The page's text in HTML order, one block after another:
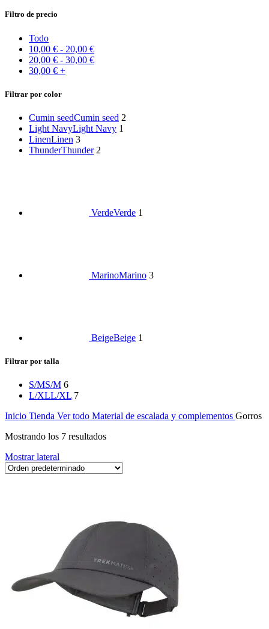
Filtro de precio
Todo
10,00 € - 20,00 €
20,00 € - 30,00 €
30,00 € +
Filtrar por color
Cumin seedCumin seed 2
Light NavyLight Navy 1
LinenLinen 3
ThunderThunder 2
VerdeVerde 1
MarinoMarino 3
BeigeBeige 1
Filtrar por talla
S/MS/M 6
L/XLL/XL 7
Inicio Tienda Ver todo Material de escalada y complementos Gorros
Mostrando los 7 resultados
Mostrar lateral